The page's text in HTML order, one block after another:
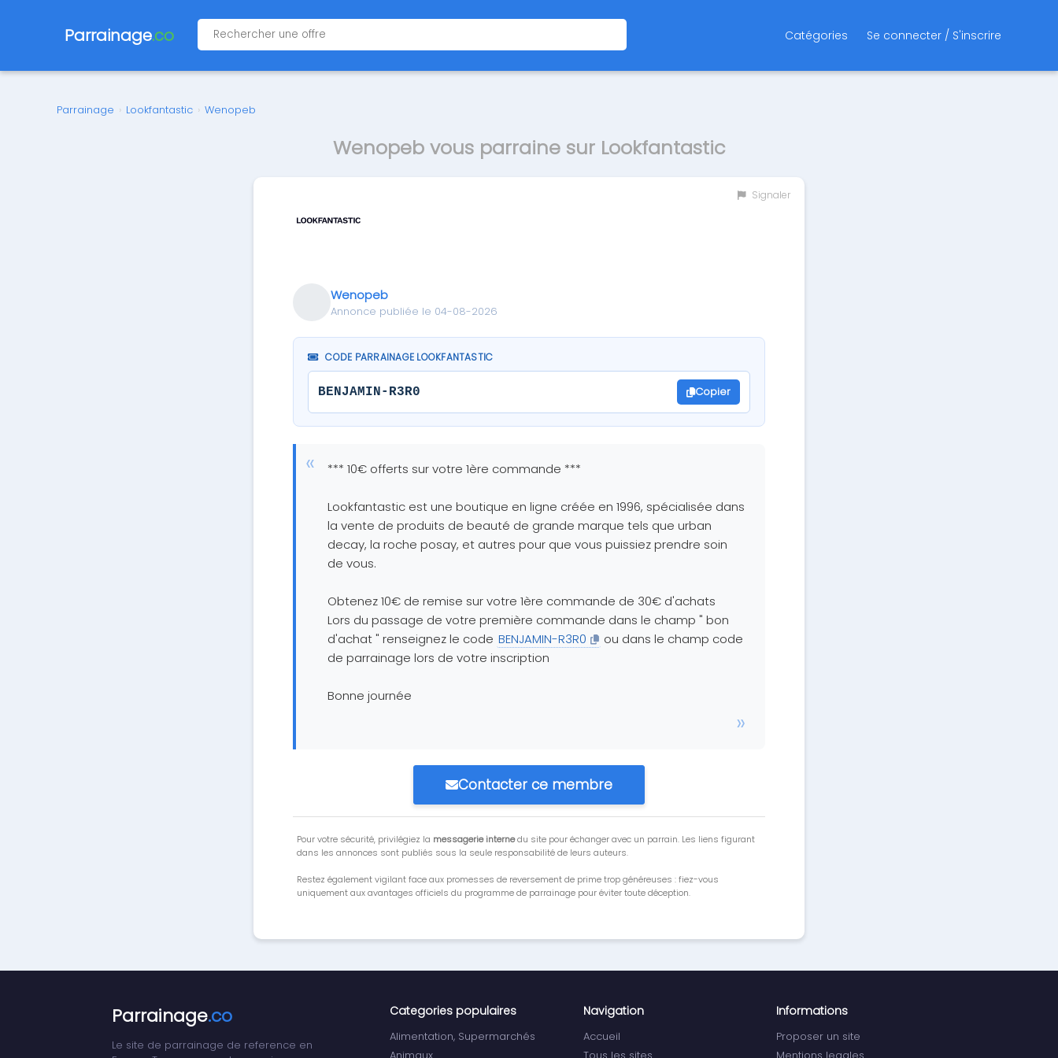
Parrainage.co Catégories Se connecter / S'inscrire
Parrainage › Lookfantastic › Wenopeb
Wenopeb vous parraine sur Lookfantastic
Signaler
Wenopeb
Annonce publiée le 04-08-2026
CODE PARRAINAGE LOOKFANTASTIC
BENJAMIN-R3R0 Copier
*** 10€ offerts sur votre 1ère commande ***
Lookfantastic est une boutique en ligne créée en 1996, spécialisée dans
la vente de produits de beauté de grande marque tels que urban
decay, la roche posay, et autres pour que vous puissiez prendre soin
de vous.
Obtenez 10€ de remise sur votre 1ère commande de 30€ d'achats
Lors du passage de votre première commande dans le champ " bon
d'achat " renseignez le code BENJAMIN-R3R0
ou dans le champ code
de parrainage lors de votre inscription
Bonne journée
Contacter ce membre
Pour votre sécurité, privilégiez la messagerie internedu site pour échanger avec un parrain. Les liens figurant
dans les annonces sont publiés sous la seule responsabilité de leurs auteurs.
Restez également vigilant face aux promesses de reversement de prime trop généreuses : fiez-vous
uniquement aux avantages officiels du programme de parrainage pour éviter toute déception.
Parrainage.co
Le site de parrainage de reference en
Categories populaires
Alimentation, Supermarchés
Navigation
Accueil
Informations
Proposer un site